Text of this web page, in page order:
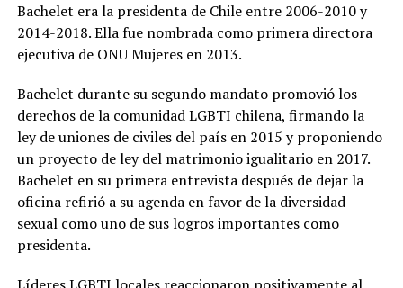
Bachelet era la presidenta de Chile entre 2006-2010 y
2014-2018. Ella fue nombrada como primera directora
ejecutiva de ONU Mujeres en 2013.
Bachelet durante su segundo mandato promovió los
derechos de la comunidad LGBTI chilena, firmando la
ley de uniones de civiles del país en 2015 y proponiendo
un proyecto de ley del matrimonio igualitario en 2017.
Bachelet en su primera entrevista después de dejar la
oficina refirió a su agenda en favor de la diversidad
sexual como uno de sus logros importantes como
presidenta.